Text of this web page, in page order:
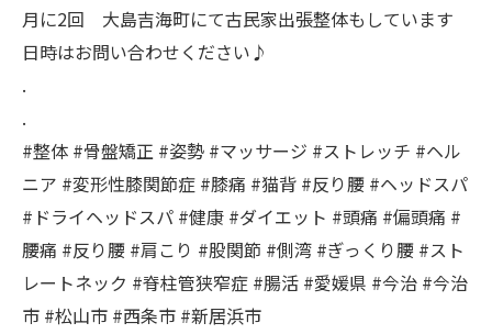
月に2回 大島吉海町にて古民家出張整体もしています
日時はお問い合わせください♪
.
.
#整体 #骨盤矯正 #姿勢 #マッサージ #ストレッチ #ヘル
ニア #変形性膝関節症 #膝痛 #猫背 #反り腰 #ヘッドスパ
#ドライヘッドスパ #健康 #ダイエット #頭痛 #偏頭痛 #
腰痛 #反り腰 #肩こり #股関節 #側湾 #ぎっくり腰 #スト
レートネック #脊柱管狭窄症 #腸活 #愛媛県 #今治 #今治
市 #松山市 #西条市 #新居浜市